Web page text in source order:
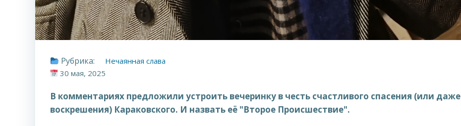
Рубрика:
Нечаянная слава
30 мая, 2025
В комментариях предложили устроить вечеринку в честь счастливого спасения (или даже
воскрешения) Караковского. И назвать её "Второе Происшествие".